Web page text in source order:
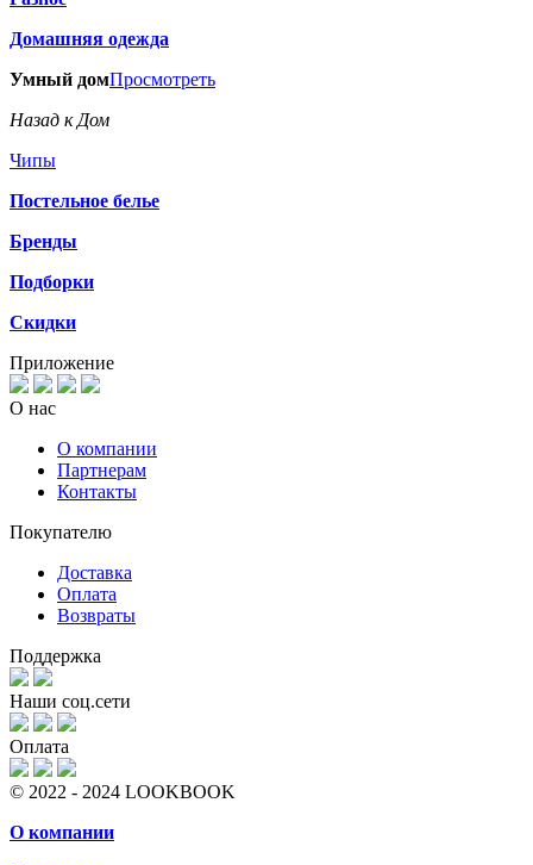
Домашняя одежда
Умный домПросмотреть
Назад к Дом
Чипы
Постельное белье
Бренды
Подборки
Скидки
Приложение
О нас
О компании
Партнерам
Контакты
Покупателю
Доставка
Оплата
Возвраты
Поддержка
Наши соц.сети
Оплата
© 2022 - 2024 LOOKBOOK
О компании